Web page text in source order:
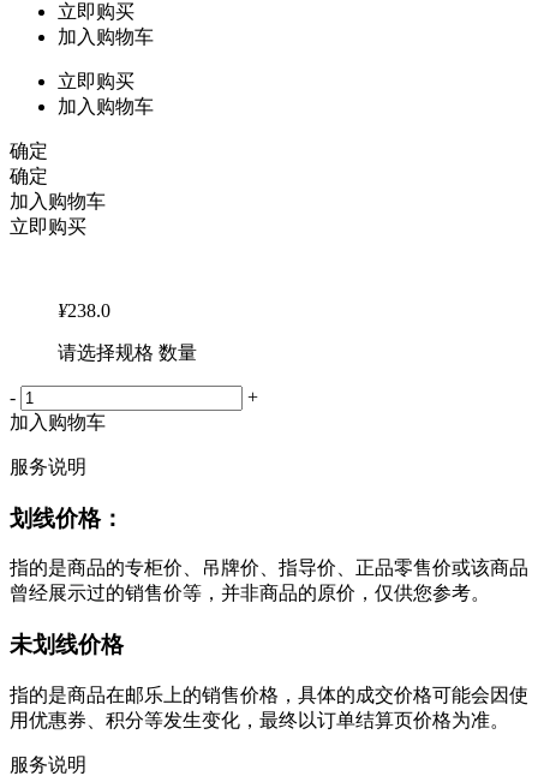
立即购买
加入购物车
立即购买
加入购物车
确定
确定
加入购物车
立即购买
¥238.0
请选择规格 数量
-
+
加入购物车
服务说明
划线价格：
指的是商品的专柜价、吊牌价、指导价、正品零售价或该商品
曾经展示过的销售价等，并非商品的原价，仅供您参考。
未划线价格
指的是商品在邮乐上的销售价格，具体的成交价格可能会因使
用优惠券、积分等发生变化，最终以订单结算页价格为准。
服务说明